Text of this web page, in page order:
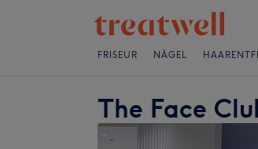
FRISEUR NÄGEL
The Face